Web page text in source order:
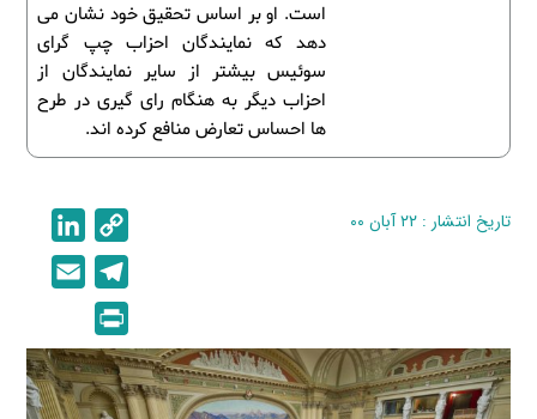
است. او بر اساس تحقیق خود نشان می
دهد که نمایندگان احزاب چپ گرای
سوئیس بیشتر از سایر نمایندگان از
احزاب دیگر به هنگام رای گیری در طرح
ها احساس تعارض منافع کرده اند.
تاریخ انتشار : ۲۲ آبان ۰۰
o
p
y
L
i
i
n
e
d
e
l
e
g
i
l
r
i